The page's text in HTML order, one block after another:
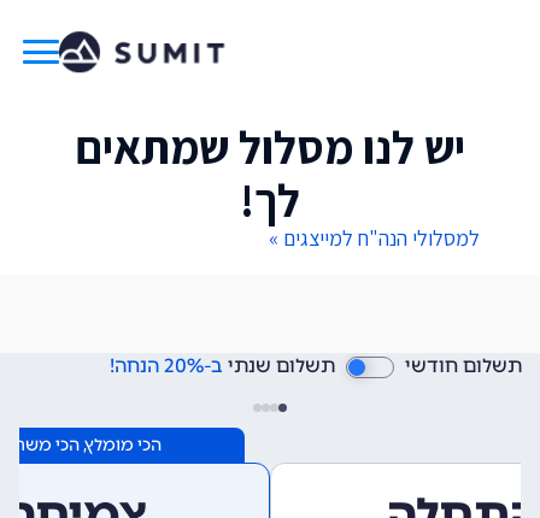
יש לנו מסלול שמתאים
לך!
למסלולי הנה"ח למייצגים »